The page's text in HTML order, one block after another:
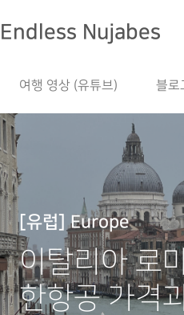
Endless Nujabes
여행 영상 (유튜브) 블로
[유럽] Europe
이탈리아 로
한항공 가격